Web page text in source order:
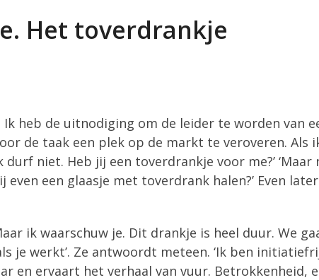
Het toverdrankje
heb de uitnodiging om de leider te worden van
de taak een plek op de markt te veroveren.
niet. Heb jij een toverdrankje voor me?’
even een glaasje met toverdrank halen?’ Even
ik waarschuw je. Dit drankje is heel duur. We
je werkt’. Ze antwoordt meteen. ‘Ik ben
en ervaart het verhaal van vuur. Betrokkenheid,